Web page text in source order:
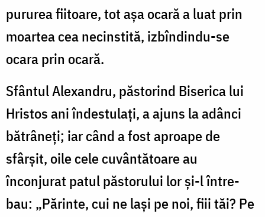
pururea fiitoare, tot așa ocară a luat prin
moartea cea necinstită, izbîndindu-se
ocara prin ocară.
Sfântul Alexandru, păstorind Biserica lui
Hristos ani îndestulați, a ajuns la adânci
bătrâneți; iar când a fost aproape de
sfârșit, oile cele cuvântătoare au
înconjurat patul păstorului lor și-l între-
bau: „Părinte, cui ne lași pe noi, fiii tăi? Pe